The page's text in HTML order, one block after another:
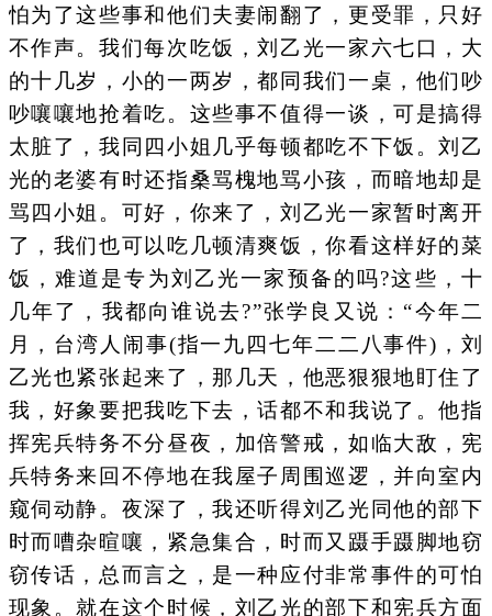
怕为了这些事和他们夫妻闹翻了，更受罪，只好
不作声。我们每次吃饭，刘乙光一家六七口，大
的十几岁，小的一两岁，都同我们一桌，他们吵
吵嚷嚷地抢着吃。这些事不值得一谈，可是搞得
太脏了，我同四小姐几乎每顿都吃不下饭。刘乙
光的老婆有时还指桑骂槐地骂小孩，而暗地却是
骂四小姐。可好，你来了，刘乙光一家暂时离开
了，我们也可以吃几顿清爽饭，你看这样好的菜
饭，难道是专为刘乙光一家预备的吗?这些，十
几年了，我都向谁说去?”张学良又说：“今年二
月，台湾人闹事(指一九四七年二二八事件)，刘
乙光也紧张起来了，那几天，他恶狠狠地盯住了
我，好象要把我吃下去，话都不和我说了。他指
挥宪兵特务不分昼夜，加倍警戒，如临大敌，宪
兵特务来回不停地在我屋子周围巡逻，并向室内
窥伺动静。夜深了，我还听得刘乙光同他的部下
时而嘈杂暄嚷，紧急集合，时而又蹑手蹑脚地窃
窃传话，总而言之，是一种应付非常事件的可怕
现象。就在这个时候，刘乙光的部下和宪兵方面